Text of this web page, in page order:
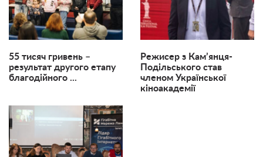
55 тисяч гривень –
результат другого етапу
благодійного ...
Режисер з Кам’янця-
Подільського став
членом Української
кіноакадемії